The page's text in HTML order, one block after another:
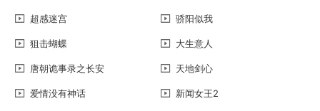
超感迷宫 骄阳似我
狙击蝴蝶 大生意人
唐朝诡事录之长安 天地剑心
爱情没有神话 新闻女王2